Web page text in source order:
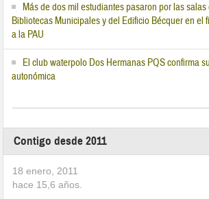
Más de dos mil estudiantes pasaron por las
Bibliotecas Municipales y del Edificio Bécquer en el
a la PAU
El club waterpolo Dos Hermanas PQS confirma
autonómica
Contigo desde 2011
18 enero, 2011
hace 15,6 años.